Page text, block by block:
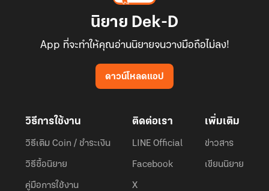
นิยาย Dek-D
App ที่จะทำให้คุณอ่านนิยายจนวางมือถือไม่ลง!
ดาวน์โหลดแอป
วิธีการใช้งาน
วิธีเติม Coin / ชำระเงิน
วิธีซื้อนิยาย
คู่มือการใช้งาน
ติดต่อเรา
LINE Official
Facebook
X
เพิ่มเติม
ข่าวสาร
เขียนนิยาย